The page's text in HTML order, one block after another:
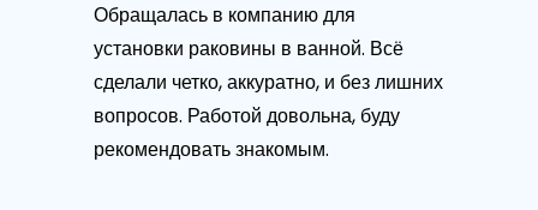
Обращалась в компанию для
установки раковины в ванной. Всё
сделали четко, аккуратно, и без лишних
вопросов. Работой довольна, буду
рекомендовать знакомым.